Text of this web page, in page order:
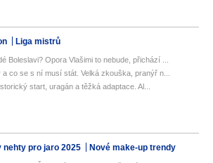
Liga mistrů
Boleslavi? Opora Vlašimi to nebude, přichází ...
a co se s ní musí stát. Velká zkouška, pranýř n...
start, uragán a těžká adaptace. Al...
nehty pro jaro 2025 Nové make-up trendy